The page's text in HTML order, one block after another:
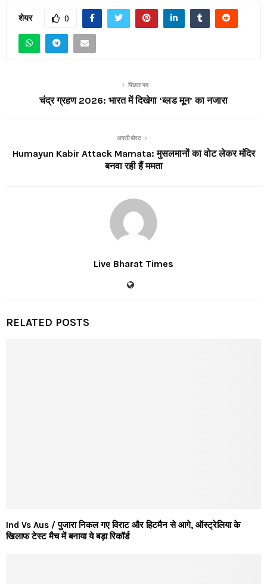
शेयर 0
पिछला पद
चंद्र ग्रहण 2026: भारत में दिखेगा ‘ब्लड मून’ का नजारा
अगली पोस्ट
Humayun Kabir Attack Mamata: मुसलमानों का वोट लेकर मंदिर
बनवा रही हैं ममता
Live Bharat Times
RELATED POSTS
Ind Vs Aus / पुजारा निकल गए विराट और हिटमैन से आगे, ऑस्ट्रेलिया के
खिलाफ टेस्ट मैच में बनाया ये बड़ा रिकॉर्ड